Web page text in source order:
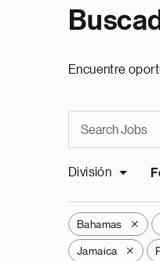
Encuentre
División
Bahamas X
Jamaica X